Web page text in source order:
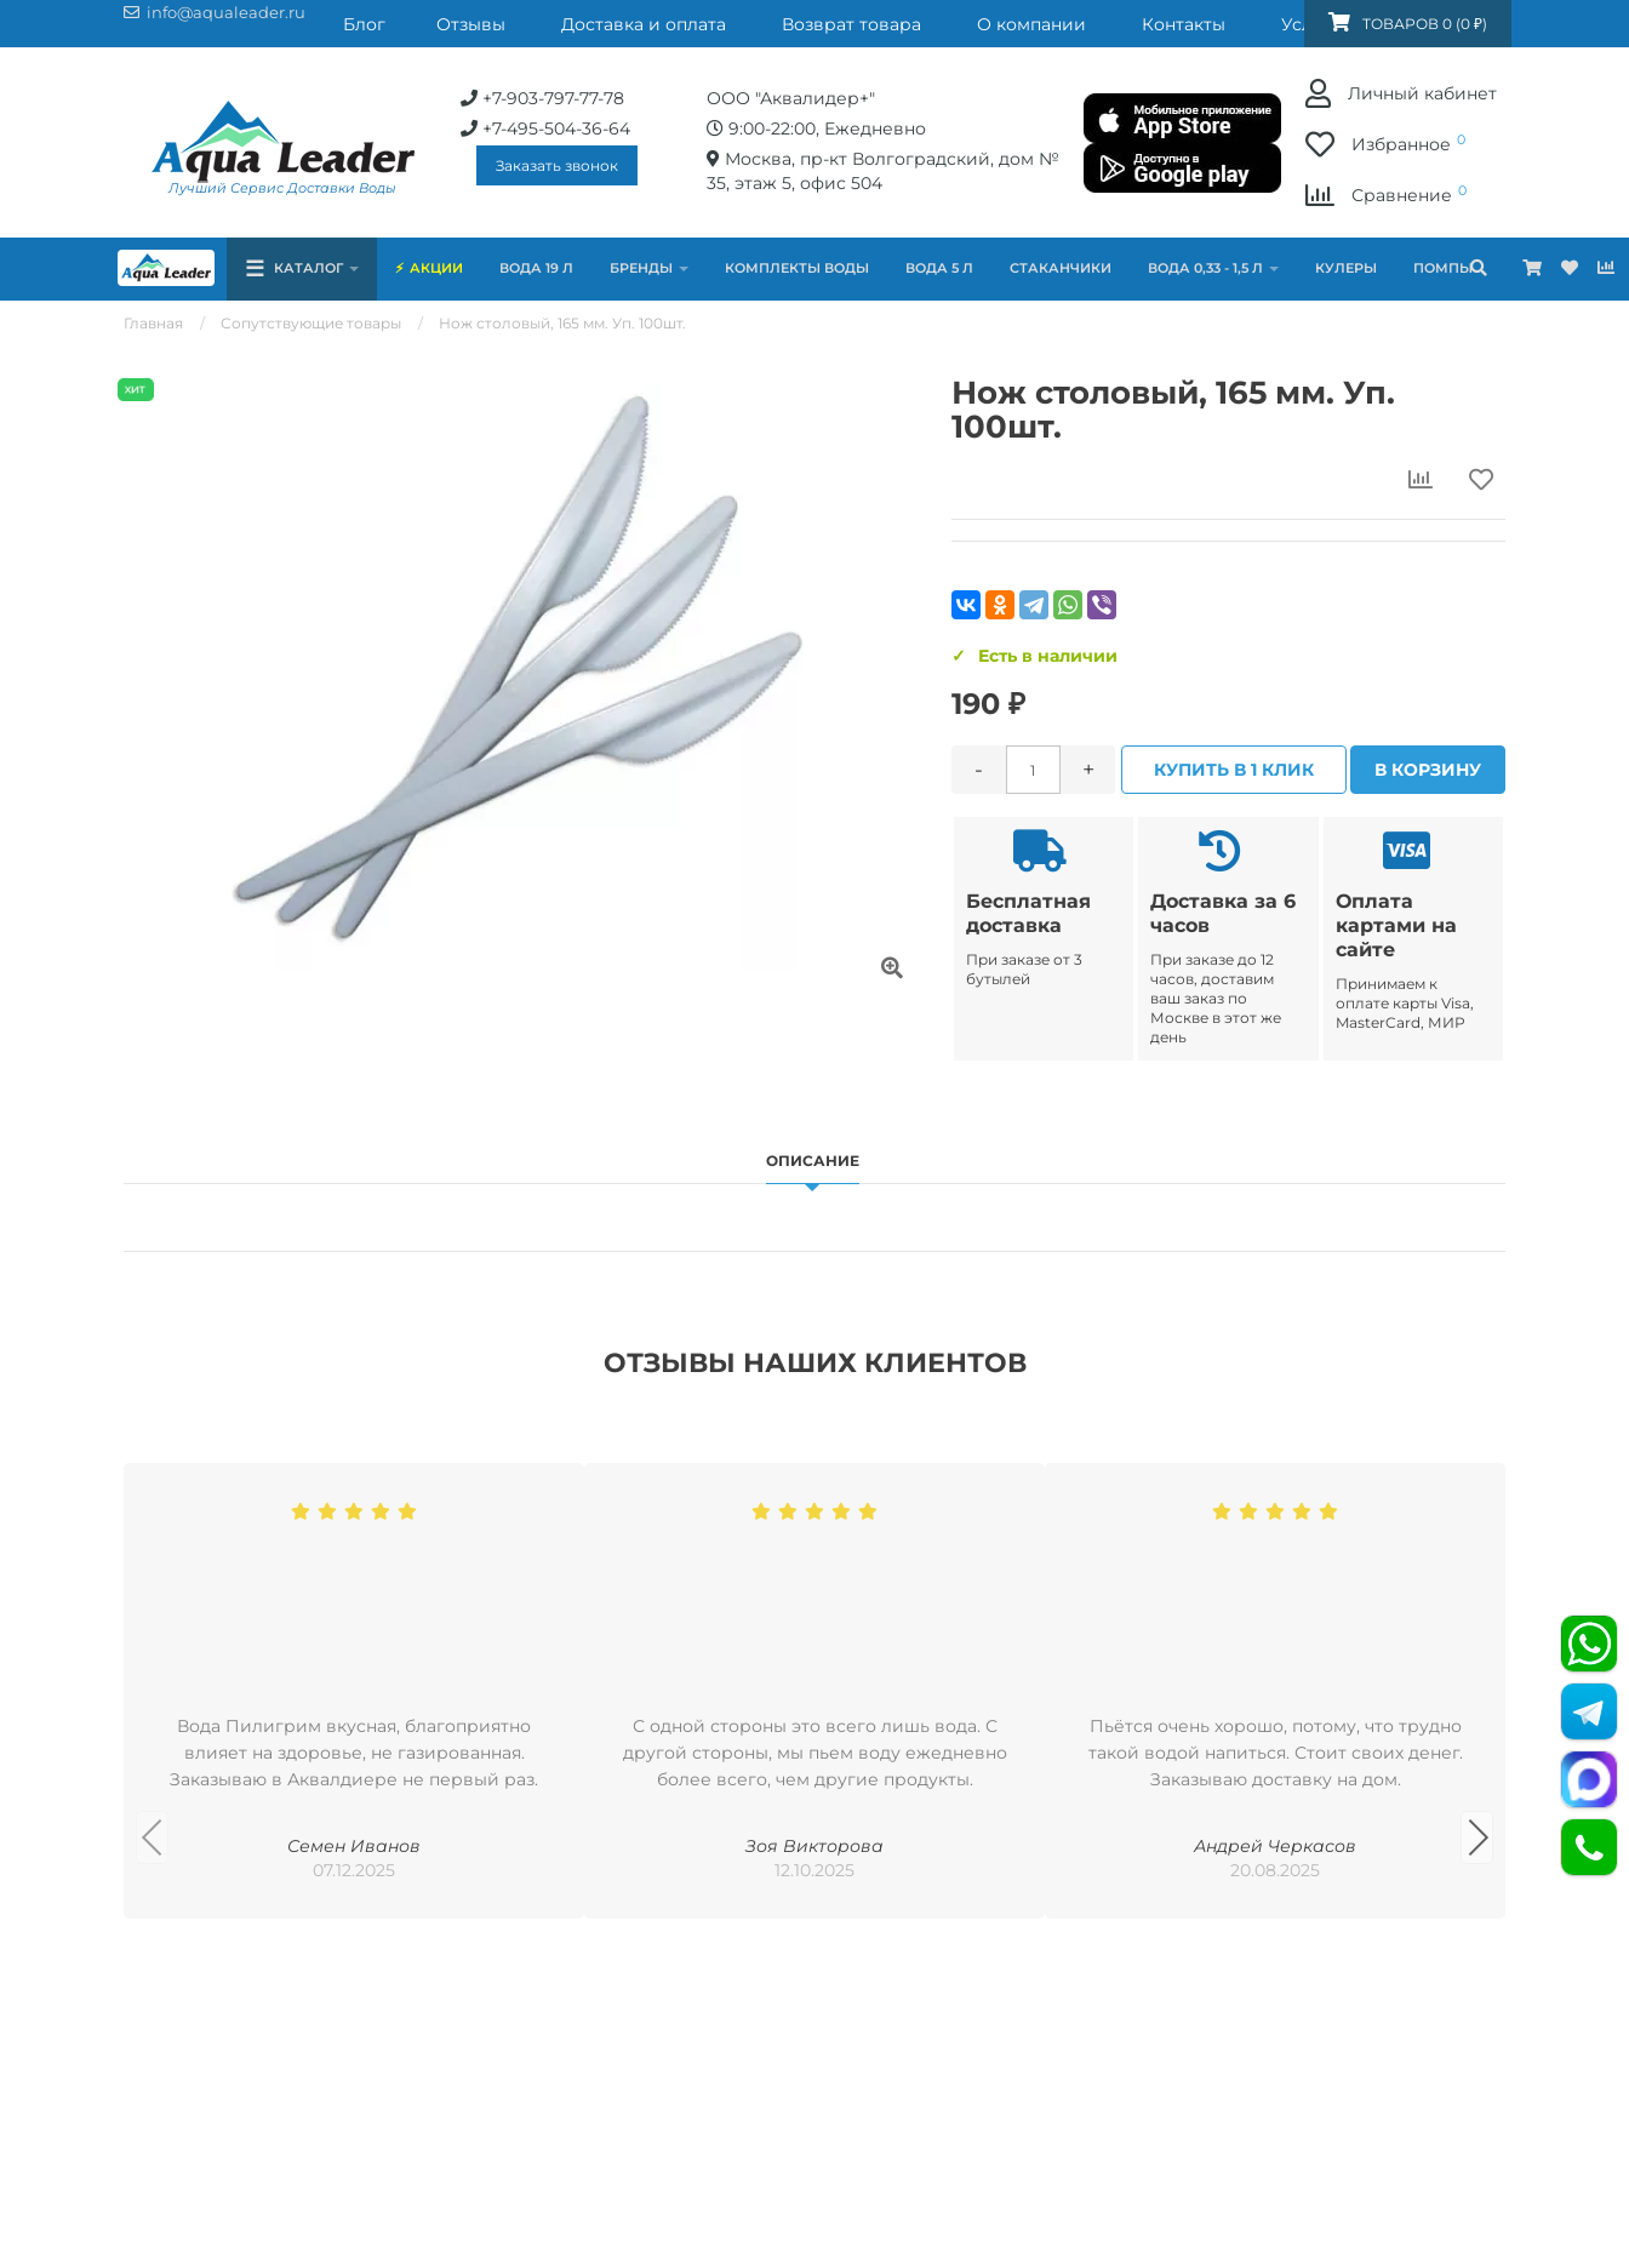
info@aqualeader.ru
Блог Отзывы Доставка и оплата Возврат товара О компании Контакты Услуги FAQ
ТОВАРОВ 0 (0 ₽)
Лучший Сервис Доставки Воды
+7-903-797-77-78
+7-495-504-36-64
Заказать звонок
ООО "Аквалидер+"
9:00-22:00, Ежедневно
Москва, пр-кт Волгоградский, дом №
35, этаж 5, офис 504
Личный кабинет
Избранное 0
Сравнение 0
☰ КАТАЛОГ АКЦИИ ВОДА 19 Л БРЕНДЫ КОМПЛЕКТЫ ВОДЫ ВОДА 5 Л СТАКАНЧИКИ ВОДА 0,33 - 1,5 Л КУЛЕРЫ ПОМПЫ
Главная Сопутствующие товары Нож столовый, 165 мм. Уп. 100шт.
Нож столовый, 165 мм. Уп.
100шт.
Есть в наличии
190 ₽
- + КУПИТЬ В 1 КЛИК В КОРЗИНУ
Бесплатная
доставка
При заказе от 3
бутылей
Доставка за 6
часов
При заказе до 12
часов, доставим
ваш заказ по
Москве в этот же
день
Оплата
картами на
сайте
Принимаем к
оплате карты Visa,
MasterCard, МИР
ОПИСАНИЕ
ОТЗЫВЫ НАШИХ КЛИЕНТОВ
Вода Пилигрим вкусная, благоприятно
влияет на здоровье, не газированная.
Заказываю в Аквалдиере не первый раз.
Семен Иванов
07.12.2025
С одной стороны это всего лишь вода. С
другой стороны, мы пьем воду ежедневно
более всего, чем другие продукты.
Зоя Викторова
12.10.2025
Пьётся очень хорошо, потому, что трудно
такой водой напиться. Стоит своих денег.
Заказываю доставку на дом.
Андрей Черкасов
20.08.2025
уже